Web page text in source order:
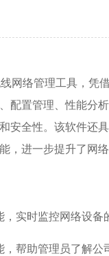
网络管理工具，凭
配置管理、性能分
安全性。该软件还
，进一步提升了网
，实时监控网络设
，帮助管理员了解